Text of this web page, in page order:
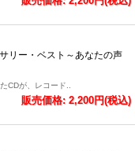
リー・ベスト～あなたの声
CDが、レコード..
販売価格: 2,200円(税込)